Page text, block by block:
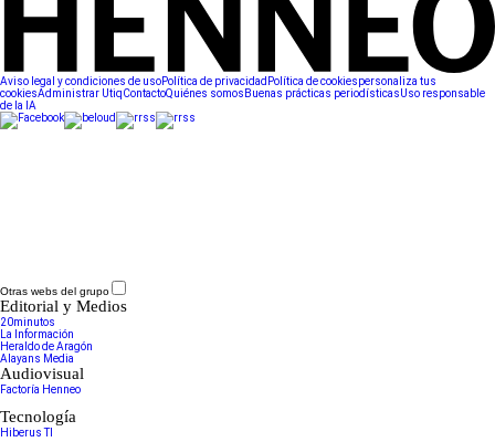
Aviso legal y condiciones de usoPolítica de privacidad Política de cookiespersonaliza tus
cookiesAdministrar UtiqContactoQuiénes somos Buenas prácticas periodísticasUso responsable
de la IA
Otras webs del grupo
Editorial y Medios
20minutos
La Información
Heraldo de Aragón
Alayans Media
Audiovisual
Factoría Henneo
Tecnología
Hiberus TI